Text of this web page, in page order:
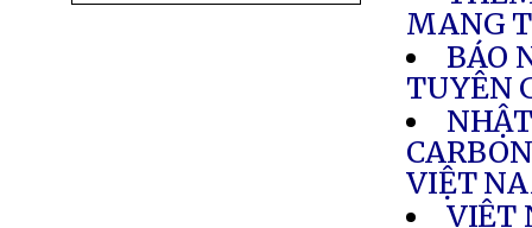
MANG
BÁO
TUYÊN
VIỆT
VIỆT